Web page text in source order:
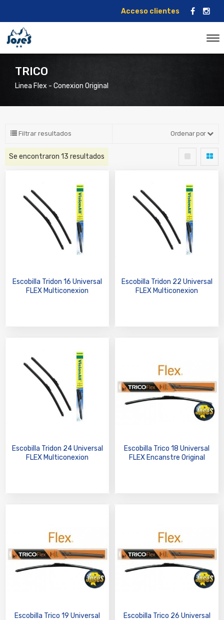
Acceso clientes
TRICO
Linea Flex - Conexion Original
Filtrar resultados Ordenar por
Se encontraron 13 resultados
Escobilla Tridon 16 Universal
FLEX Multiconexion
Escobilla Tridon 22 Universal
FLEX Multiconexion
Escobilla Tridon 24 Universal
FLEX Multiconexion
Escobilla Trico 18 Universal
FLEX Encanstre Original
Escobilla Trico 19 Universal
Escobilla Trico 26 Universal